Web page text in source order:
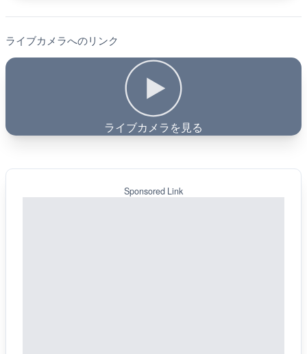
ライブカメラへのリンク
ライブカメラを見る
Sponsored Link